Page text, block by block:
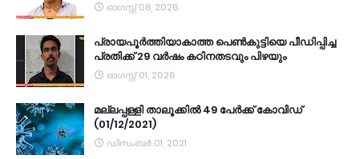
ഓഗസ്റ്റ് 08, 2026
പ്രായപൂർത്തിയാകാത്ത പെൺകുട്ടിയെ പീഡിപ്പിച്ച
പ്രതിക്ക് 29 വർഷം കഠിനതടവും പിഴയും
ഓഗസ്റ്റ് 01, 2026
മല്ലപ്പള്ളി താലൂക്കിൽ 49 പേർക്ക് കോവിഡ്
(01/12/2021)
ഡിസംബർ 01, 2021